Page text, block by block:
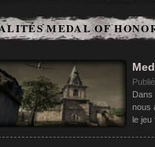
MEDAL OF
Dans
nous
le jeu